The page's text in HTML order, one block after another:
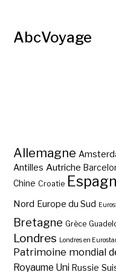
AbcVoyage
Allemagne
Antilles Autriche
Chine Croatie
Nord Europe du Sud
Bretagne Grèce
Londres Londres en
Patrimoine mondial
Royaume Uni Russie